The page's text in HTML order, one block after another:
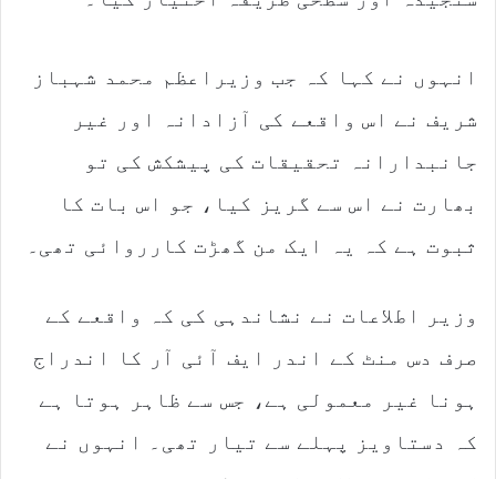
انہوں نے کہا کہ جب وزیراعظم محمد شہباز
شریف نے اس واقعے کی آزادانہ اور غیر
جانبدارانہ تحقیقات کی پیشکش کی تو
بھارت نے اس سے گریز کیا، جو اس بات کا
ثبوت ہے کہ یہ ایک من گھڑت کارروائی تھی۔
وزیر اطلاعات نے نشاندہی کی کہ واقعے کے
صرف دس منٹ کے اندر ایف آئی آر کا اندراج
ہونا غیر معمولی ہے، جس سے ظاہر ہوتا ہے
کہ دستاویز پہلے سے تیار تھی۔ انہوں نے